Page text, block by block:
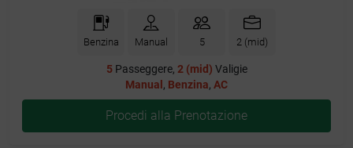
Benzina Manual 5 2 (mid)
5Passeggere, 2 (mid) Valigie
Manual , Benzina, AC
Procedi alla Prenotazione